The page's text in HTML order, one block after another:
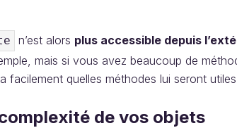
n’est alors plus accessible depuis
mais si vous avez beaucoup de
facilement quelles méthodes lui seront
de vos objets